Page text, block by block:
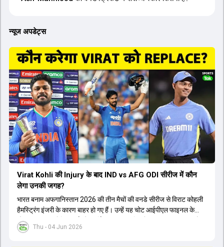
न्यूज अपडेट्स
Thu - 04 Jun 2026
Virat Kohli की Injury के बाद IND vs AFG ODI सीरीज में कौन
लेगा उनकी जगह?
भारत बनाम अफगानिस्तान 2026 की तीन मैचों की वनडे सीरीज से विराट कोहली
हैमस्ट्रिंग इंजरी के कारण बाहर हो गए हैं। उन्हें यह चोट आईपीएल फाइनल के
दौरान लगी थी। रोहित शर्मा और हार्दिक पांड्या की फिटनेस पर भी अभी सवाल हैं,
इसलिए नंबर तीन पर कोहली की जगह एक मजबूत विकल्प खोजना जरूरी है। इस